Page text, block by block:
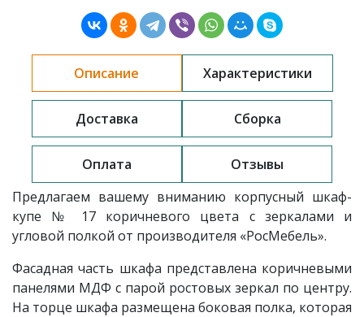
Описание Характеристики
Доставка Сборка
Оплата
Отзывы
Предлагаем вашему вниманию корпусный шкаф-
купе № 17 коричневого цвета с зеркалами и
угловой полкой от производителя «РосМебель».
Фасадная часть шкафа представлена коричневыми
панелями МДФ с парой ростовых зеркал по центру.
На торце шкафа размещена боковая полка, которая